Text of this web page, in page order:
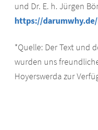
und Dr. E. h. Jürgen
https://
*Quelle: Der Text und
wurden uns
Hoyerswerda zur